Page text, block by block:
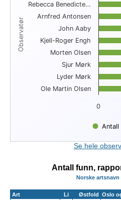
The chart has 1 X axis
The chart has 1 Y axis
Observatør
Antall
0
Rebecca Benedicte…
Arnfred Antonsen
John Aaby
Kjell-Roger Engh
Morten Olsen
Sjur Mørk
Lyder Mørk
Ole Martin Olsen
End of interactive chart.
Se hele
Antall funn,
Norske artsnavn
Art Li Østfold Oslo